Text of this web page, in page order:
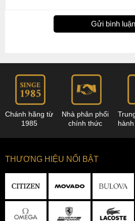
Gửi bình luận
Chánh hãng từ
1985
Nhà phân phối
chính thức
THƯƠNG HIỆU NỔI BẬT